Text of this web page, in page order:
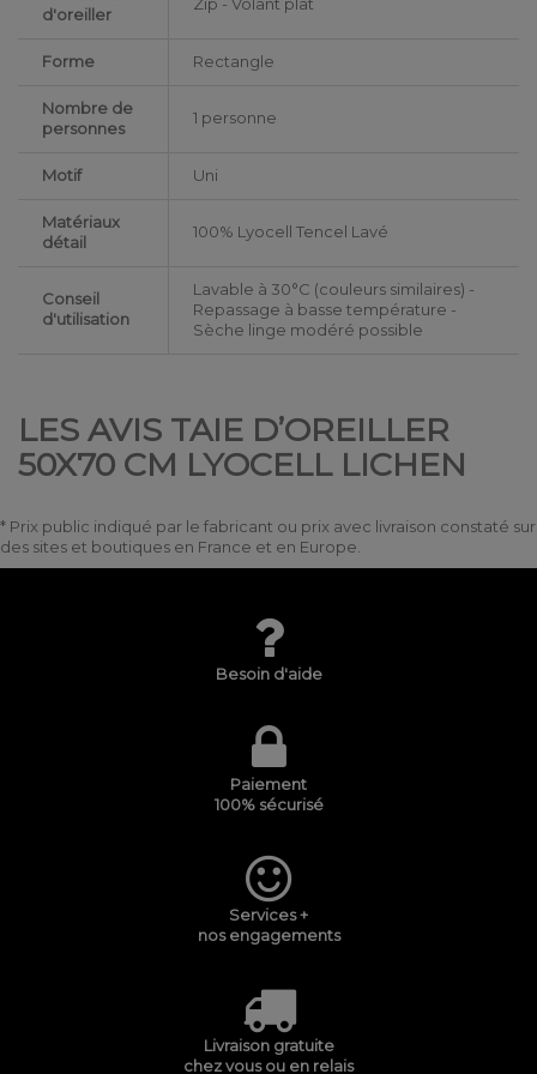
d'oreiller
Forme Rectangle
Nombre de
personnes
1 personne
Motif Uni
Matériaux
détail
100% Lyocell Tencel Lavé
Conseil
d'utilisation
Lavable à 30°C (couleurs similaires) -
Repassage à basse température -
Sèche linge modéré possible
LES AVIS TAIE D’OREILLER
50X70 CM LYOCELL LICHEN
* Prix public indiqué par le fabricant ou prix avec livraison constaté sur
des sites et boutiques en France et en Europe.
Besoin d'aide
Paiement
100% sécurisé
Services +
nos engagements
Livraison gratuite
chez vous ou en relais